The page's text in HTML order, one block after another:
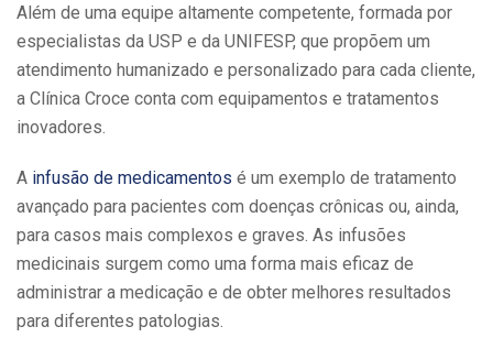
Além de uma equipe altamente competente, formada por
especialistas da USP e da UNIFESP, que propõem um
atendimento humanizado e personalizado para cada cliente,
a Clínica Croce conta com equipamentos e tratamentos
inovadores.
A infusão de medicamentos é um exemplo de tratamento
avançado para pacientes com doenças crônicas ou, ainda,
para casos mais complexos e graves. As infusões
medicinais surgem como uma forma mais eficaz de
administrar a medicação e de obter melhores resultados
para diferentes patologias.